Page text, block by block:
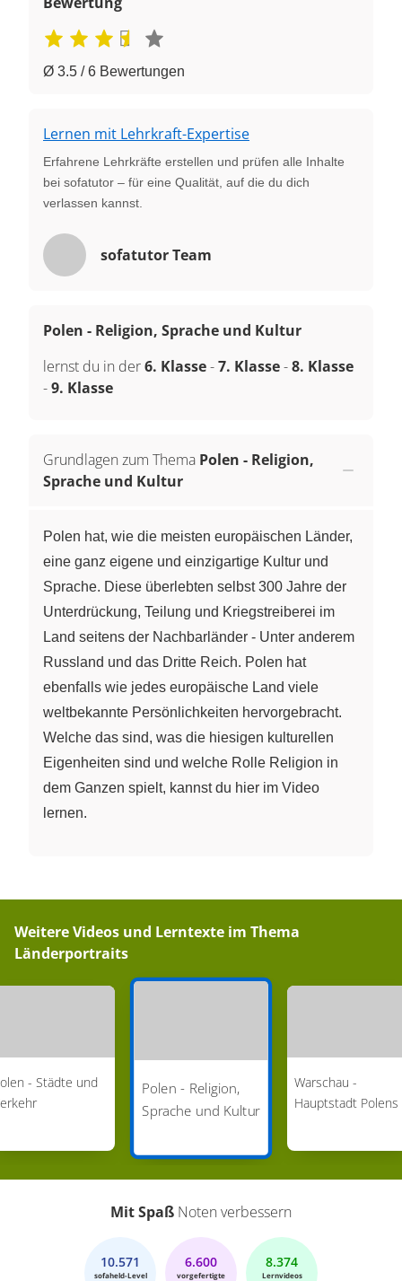
Ø 3.5 / 6 Bewertungen
Lernen mit Lehrkraft-Expertise
Erfahrene Lehrkräfte erstellen und prüfen alle Inhalte
bei sofatutor – für eine Qualität, auf die du dich
verlassen kannst.
sofatutor Team
Polen - Religion, Sprache und Kultur
lernst du in der6. Klasse-7. Klasse-8. Klasse
-9. Klasse
Grundlagen zum Thema Polen - Religion,
Sprache und Kultur
Polen hat, wie die meisten europäischen Länder,
eine ganz eigene und einzigartige Kultur und
Sprache. Diese überlebten selbst 300 Jahre der
Unterdrückung, Teilung und Kriegstreiberei im
Land seitens der Nachbarländer - Unter anderem
Russland und das Dritte Reich. Polen hat
ebenfalls wie jedes europäische Land viele
weltbekannte Persönlichkeiten hervorgebracht.
Welche das sind, was die hiesigen kulturellen
Eigenheiten sind und welche Rolle Religion in
dem Ganzen spielt, kannst du hier im Video
lernen.
Weitere Videos und Lerntexte im Thema
Länderportraits
- Städte und
Polen - Religion,
Sprache und Kultur
Warschau -
Hauptstadt Polens
Mit Spaß Noten verbessern
10.571
sofaheld-Level
6.600
vorgefertigte
8.374
Lernvideos